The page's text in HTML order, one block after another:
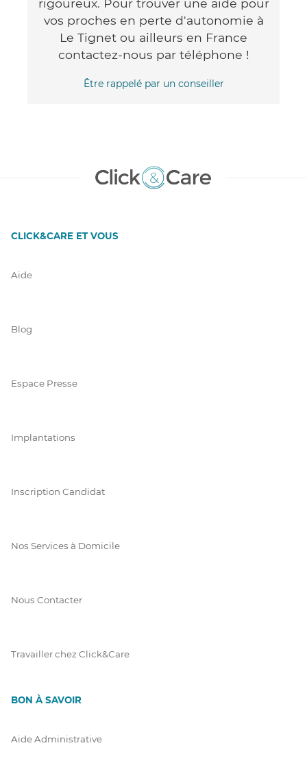
rigoureux. Pour trouver une aide pour
vos proches en perte d'autonomie à
Le Tignet ou ailleurs en France
contactez-nous par téléphone !
Être rappelé par un conseiller
CLICK&CARE ET VOUS
Aide
Blog
Espace Presse
Implantations
Inscription Candidat
Nos Services à Domicile
Nous Contacter
Travailler chez Click&Care
BON À SAVOIR
Aide Administrative